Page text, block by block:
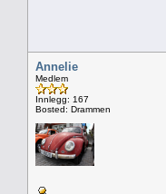
Annelie
Medlem
Innlegg: 167
Bosted: Drammen